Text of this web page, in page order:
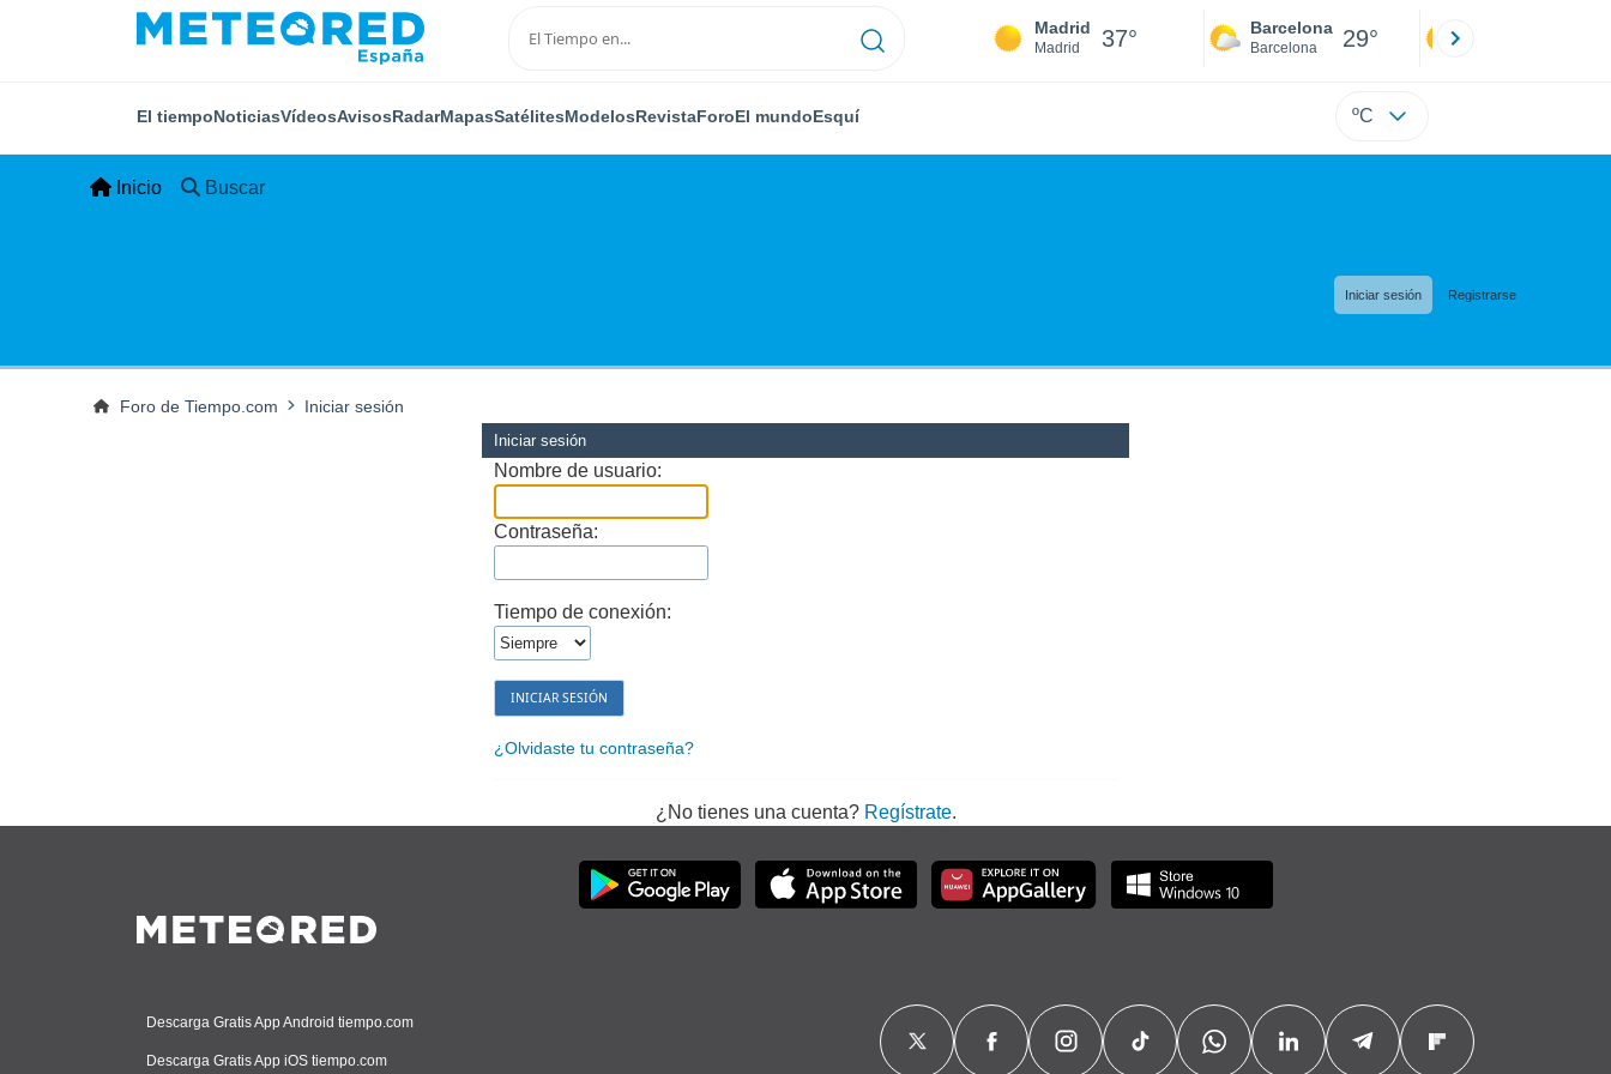
Madrid
Madrid 37° Barcelona
Barcelona 29°
El tiempoNoticiasVídeosAvisosRadarMapasSatélitesModelosRevistaForoEl mundoEsquí ºC
Inicio Buscar
Iniciar sesión Registrarse
Foro de Tiempo.com Iniciar sesión
Iniciar sesión
Nombre de usuario:
Contraseña:
Tiempo de conexión:
¿Olvidaste tu contraseña?
¿No tienes una cuenta? Regístrate.
Descarga Gratis App Android tiempo.com
Descarga Gratis App iOS tiempo.com